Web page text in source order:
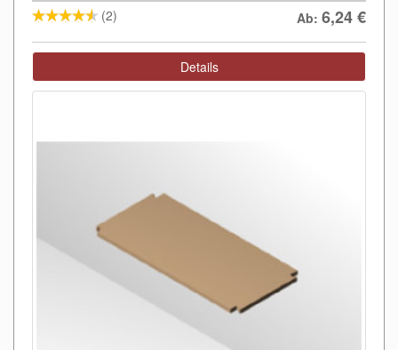
(2) Ab: 6,24€
Details